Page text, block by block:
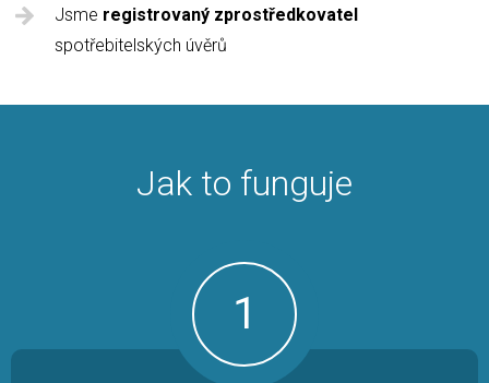
Jsme registrovaný zprostředkovatel
spotřebitelských úvěrů
Jak to funguje
1